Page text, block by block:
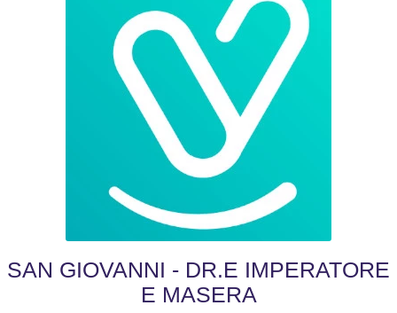
SAN GIOVANNI - DR.E IMPERATORE
E MASERA